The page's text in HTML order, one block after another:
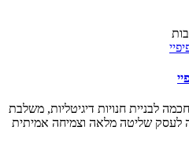
לבניית חנויות דיגיטליות, משלבת
לעסק שליטה מלאה וצמיחה אמיתית